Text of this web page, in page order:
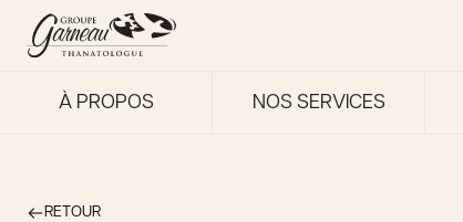
À PROPOS NOS SERVICES
RETOUR